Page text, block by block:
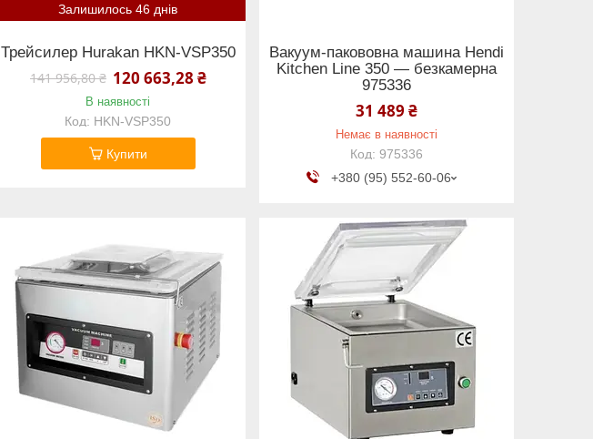
Залишилось 46 днів
Трейсилер Hurakan HKN-VSP350
141 956,80 ₴ 120 663,28 ₴
В наявності
HKN-VSP350
Купити
Вакуум-пакововна машина Hendi
Kitchen Line 350 — безкамерна
975336
31 489 ₴
Немає в наявності
975336
+380 (95) 552-60-06